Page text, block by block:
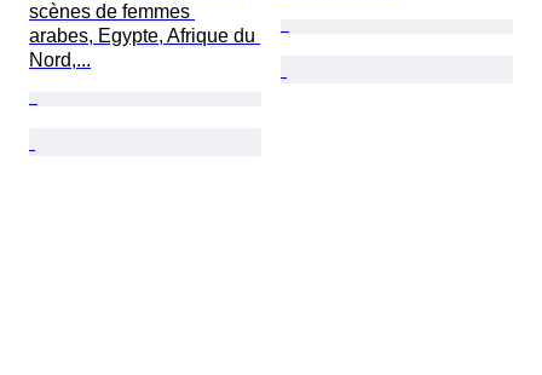
scènes de femmes
arabes, Egypte, Afrique du
Nord,...